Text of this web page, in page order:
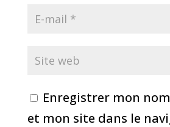
Enregistrer mon
et mon site dans le